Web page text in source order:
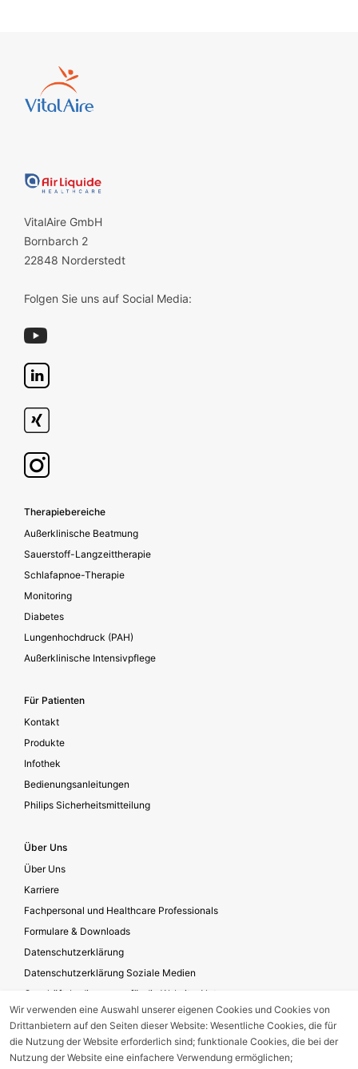
VitalAire GmbH
Bornbarch 2
22848 Norderstedt
Folgen Sie uns auf Social Media:
Footer secondary
Therapiebereiche
Außerklinische Beatmung
Sauerstoff-Langzeittherapie
Schlafapnoe-Therapie
Monitoring
Diabetes
Lungenhochdruck (PAH)
Außerklinische Intensivpflege
Für Patienten
Kontakt
Produkte
Infothek
Bedienungsanleitungen
Philips Sicherheitsmitteilung
Über Uns
Über Uns
Karriere
Fachpersonal und Healthcare Professionals
Formulare & Downloads
Datenschutzerklärung
Datenschutzerklärung Soziale Medien
Geschäftsbedingungen für die Website-Nutzung
Impressum
Unternehmensverantwortung
Wir verwenden eine Auswahl unserer eigenen Cookies und Cookies von
Drittanbietern auf den Seiten dieser Website: Wesentliche Cookies, die für
die Nutzung der Website erforderlich sind; funktionale Cookies, die bei der
Nutzung der Website eine einfachere Verwendung ermöglichen;